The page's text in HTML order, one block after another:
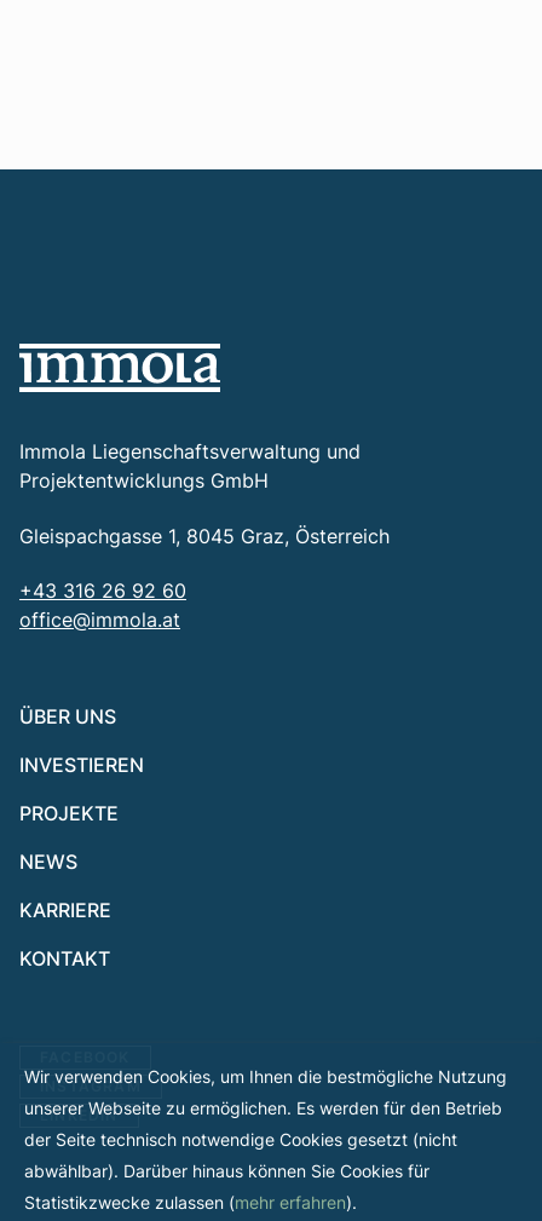
Immola Liegenschaftsverwaltung und
Projektentwicklungs GmbH
Gleispachgasse 1, 8045 Graz, Österreich
+43 316 26 92 60
office@immola.at
ÜBER UNS
INVESTIEREN
PROJEKTE
NEWS
KARRIERE
KONTAKT
INSTAGRAM
LINKEDIN
Wir verwenden Cookies, um Ihnen die bestmögliche Nutzung
unserer Webseite zu ermöglichen. Es werden für den Betrieb
der Seite technisch notwendige Cookies gesetzt (nicht
abwählbar). Darüber hinaus können Sie Cookies für
Statistikzwecke zulassen (mehr erfahren).